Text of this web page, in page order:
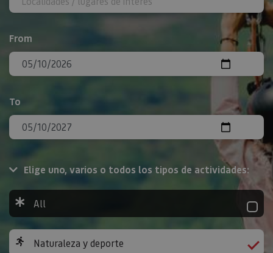
From
To
Elige uno, varios o todos los tipos de actividades:
All
Naturaleza y deporte